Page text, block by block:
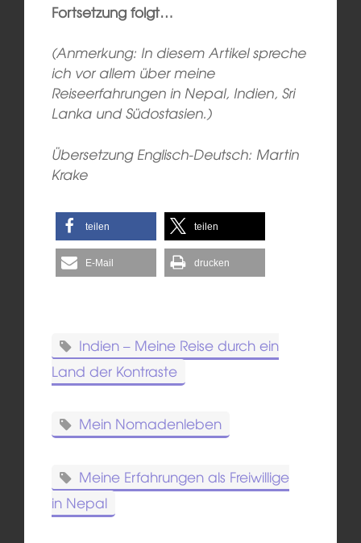
Fortsetzung folgt…
(Anmerkung: In diesem Artikel spreche
ich vor allem über meine
Reiseerfahrungen in Nepal, Indien, Sri
Lanka und Südostasien.)
Übersetzung Englisch-Deutsch: Martin
Krake
teilen teilen
E-Mail drucken
Indien – Meine Reise durch ein
Land der Kontraste
Mein Nomadenleben
Meine Erfahrungen als Freiwillige
in Nepal